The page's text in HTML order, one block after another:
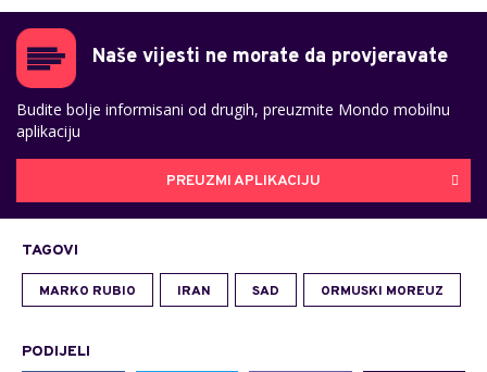
Naše vijesti ne morate da provjeravate
Budite bolje informisani od drugih, preuzmite Mondo mobilnu
aplikaciju
PREUZMI APLIKACIJU
TAGOVI
MARKO RUBIO IRAN SAD ORMUSKI MOREUZ
PODIJELI